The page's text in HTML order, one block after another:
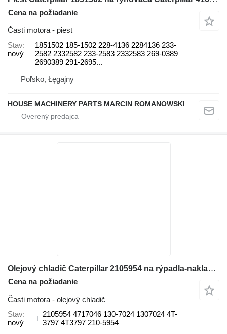
Cena na požiadanie
Časti motora - piest
Stav
nový
1851502 185-1502 228-4136 2284136 233-
2582 2332582 233-2583 2332583 269-0389
2690389 291-2695...
Poľsko, Łęgajny
HOUSE MACHINERY PARTS MARCIN ROMANOWSKI
Olejový chladič Caterpillar 2105954 na rýpadla-nakladača Caterpillar 414E, 416E, 420E, 422E, 428E, 430E, 432E, 434E, 442E, 444E
Cena na požiadanie
Časti motora - olejový chladič
Stav
nový
2105954 4717046 130-7024 1307024 4T-
3797 4T3797 210-5954